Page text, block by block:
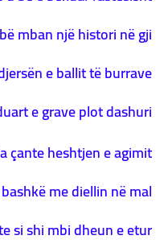
mban një histori në gji.
e ballit të burrave,
e grave plot dashuri.
çante heshtjen e agimit,
me diellin në mal.
si shi mbi dheun e etur,